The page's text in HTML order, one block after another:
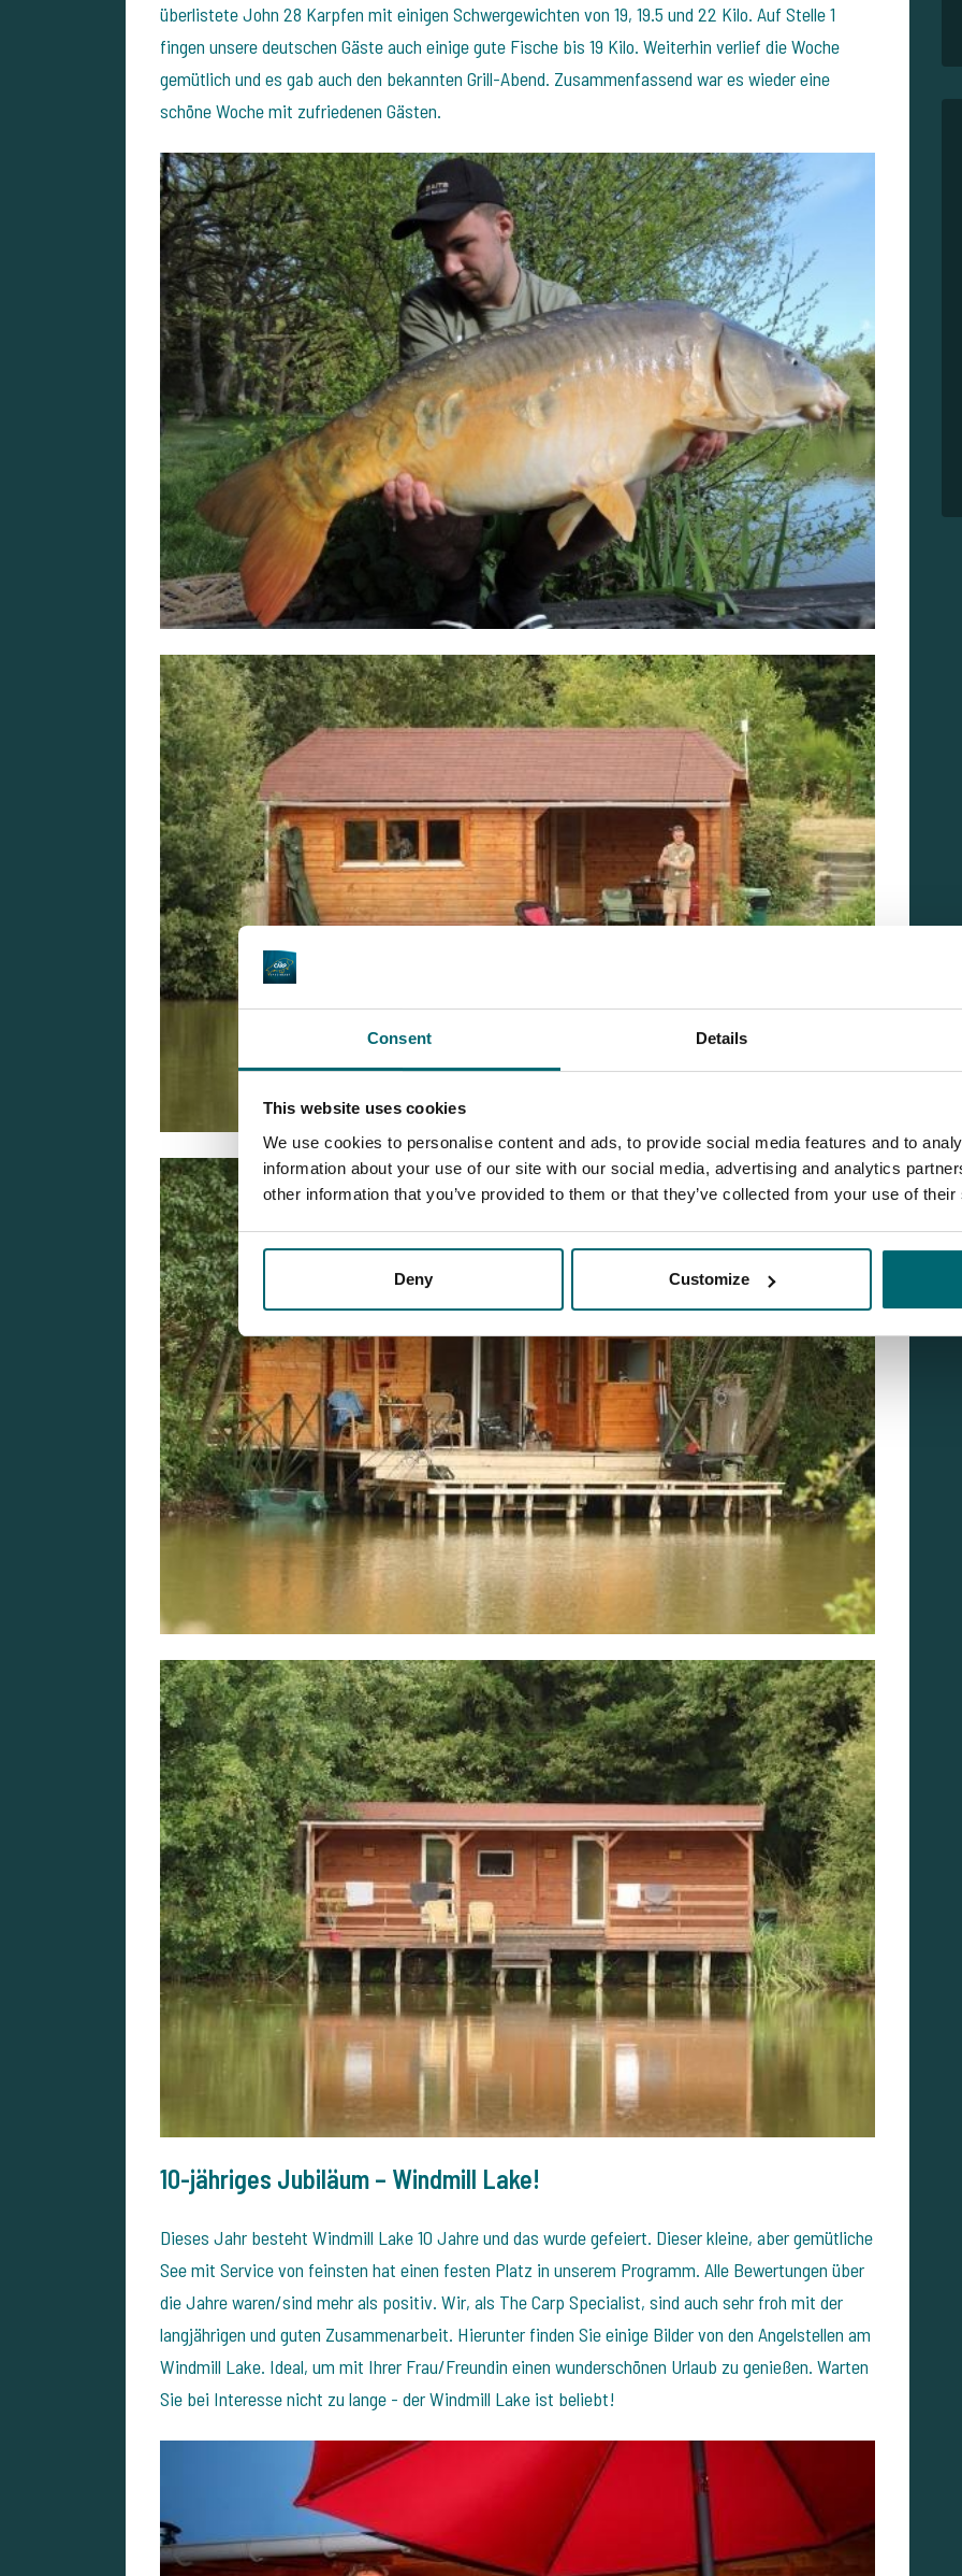
Consent Details
This website uses cookies
We use cookies to personalise content and ads, to provide social media features and to
information about your use of our site with our social media, advertising and analytics
other information that you’ve provided to them or that they’ve collected from your use of
Deny Customize
überlistete John 28 Karpfen mit einigen Schwergewichten von 19, 19.5 und 22 Kilo. Auf Stelle 1
fingen unsere deutschen Gäste auch einige gute Fische bis 19 Kilo. Weiterhin verlief die Woche
gemütlich und es gab auch den bekannten Grill-Abend. Zusammenfassend war es wieder eine
schöne Woche mit zufriedenen Gästen.
10-jähriges Jubiläum – Windmill Lake!
Dieses Jahr besteht Windmill Lake 10 Jahre und das wurde gefeiert. Dieser kleine, aber gemütliche
See mit Service von feinsten hat einen festen Platz in unserem Programm. Alle Bewertungen über
die Jahre waren/sind mehr als positiv. Wir, als The Carp Specialist, sind auch sehr froh mit der
langjährigen und guten Zusammenarbeit. Hierunter finden Sie einige Bilder von den Angelstellen am
Windmill Lake. Ideal, um mit Ihrer Frau/Freundin einen wunderschönen Urlaub zu genießen. Warten
Sie bei Interesse nicht zu lange - der Windmill Lake ist beliebt!